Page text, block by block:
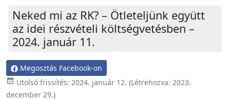
Neked mi az RK? – Ötleteljünk együtt
az idei részvételi költségvetésben –
2024. január 11.
Megosztás Facebook-on
 Utolsó frissítés: 2024. január 12. (Létrehozva: 2023.
december 29.)